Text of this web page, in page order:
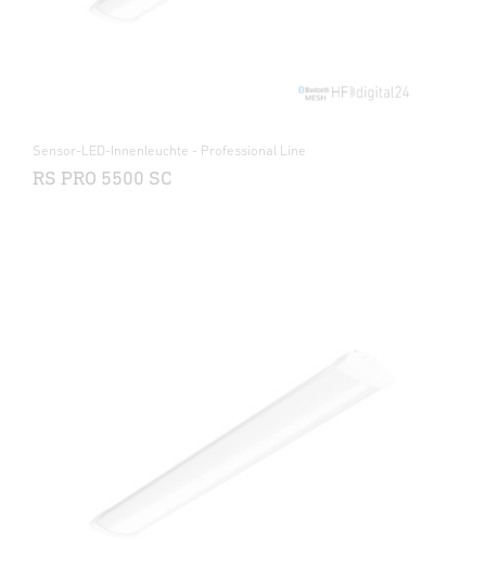
Sensor-LED-Innenleuchte - Professional Line
RS PRO 5500 SC